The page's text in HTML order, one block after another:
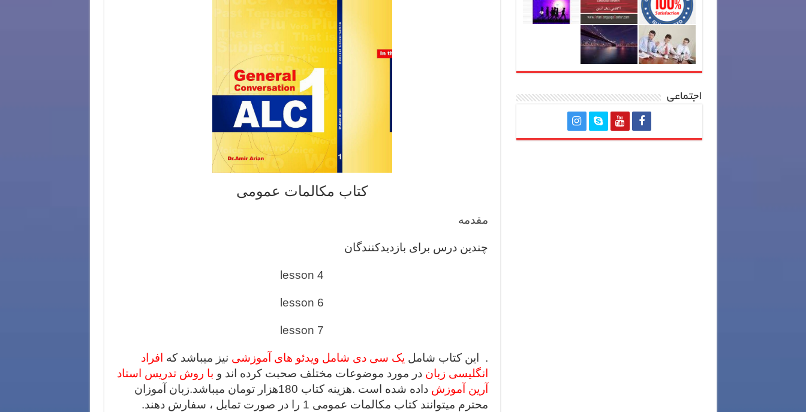
کتاب مکالمات عمومی
مقدمه
چندین درس برای بازدیدکنندگان
lesson 4
lesson 6
lesson 7
. این کتاب شامل یک سی دی شامل ویدئو های آموزشی نیز میباشد که افراد
انگلیسی زبان در مورد موضوعات مختلف صحبت کرده اند و با روش تدریس استاد
آرین آموزش
داده شده است .هزینه کتاب 180هزار تومان میباشد.زبان آموزان
محترم میتوانند کتاب مکالمات عمومی 1 را در صورت تمایل ، سفارش دهند.
اجتماعی